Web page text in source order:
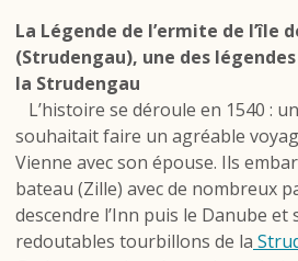
La Légende de l’ermite de l’île
(Strudengau), une des
la Strudengau
L’histoire se déroule en 1540 :
souhaitait faire un agréable
Vienne avec son épouse. Ils
bateau (Zille) avec de nombreux
descendre l’Inn puis le Danube et
redoutables tourbillons de la